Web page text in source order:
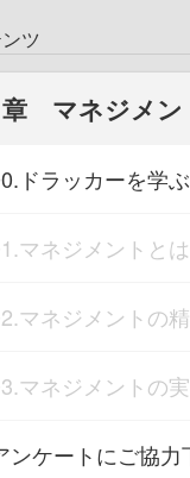
ツ
マネジメン
ドラッカーを学
マネジメントと
マネジメントの
マネジメントの
ンケートにご協力